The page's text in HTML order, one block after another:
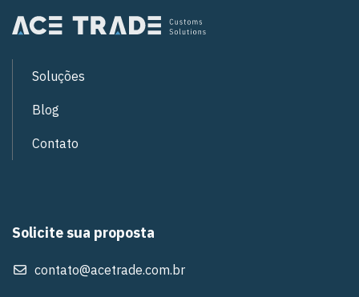
Soluções
Blog
Contato
Solicite sua proposta
contato@acetrade.com.br